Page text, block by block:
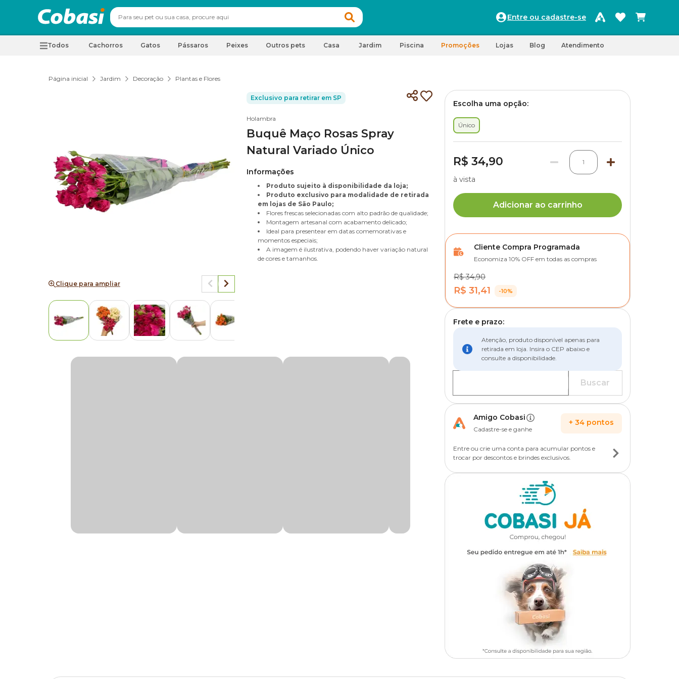
Entre ou cadastre-se
Todos Cachorros Gatos Pássaros Peixes Outros pets Casa Jardim Piscina Promoções Lojas Blog Atendimento
Página inicial Jardim Decoração Plantas e Flores
Clique para ampliar
Exclusivo para retirar em SP
Holambra
Buquê Maço Rosas Spray
Natural Variado Único
Informações
Produto sujeito à disponibilidade da loja;
Produto exclusivo para modalidade de retirada
em lojas de São Paulo;
Flores frescas selecionadas com alto padrão de qualidade;
Montagem artesanal com acabamento delicado;
Ideal para presentear em datas comemorativas e
momentos especiais;
A imagem é ilustrativa, podendo haver variação natural
de cores e tamanhos.
Escolha uma opção:
Único
R$ 34,90 1
à vista
Adicionar ao carrinho
Cliente Compra Programada
Economiza 10% OFF em todas as compras
R$ 34,90
R$ 31,41 -10%
Frete e prazo:
Atenção, produto disponível apenas para
retirada em loja. Insira o CEP abaixo e
consulte a disponibilidade.
Buscar
Amigo Cobasi
Cadastre-se e ganhe
+ 34 pontos
Entre ou crie uma conta para acumular pontos e
trocar por descontos e brindes exclusivos.